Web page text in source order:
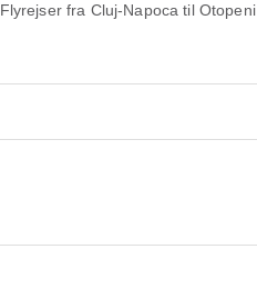
Flyrejser fra Cluj-Napoca til Otopeni